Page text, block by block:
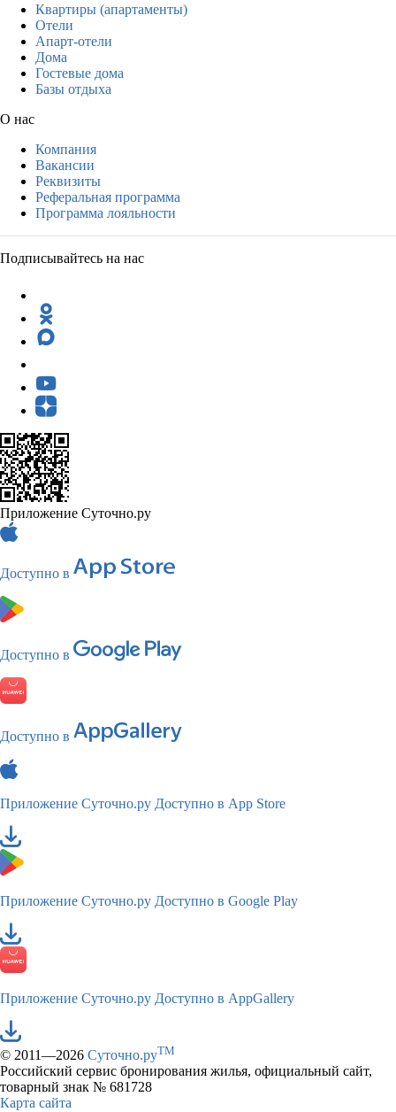
Квартиры (апартаменты)
Отели
Апарт-отели
Дома
Гостевые дома
Базы отдыха
О нас
Компания
Вакансии
Реквизиты
Реферальная программа
Программа лояльности
Подписывайтесь на нас
Приложение Суточно.ру
Доступно в
Доступно в
Доступно в
Приложение Суточно.ру Доступно в App Store
Приложение Суточно.ру Доступно в Google Play
Приложение Суточно.ру Доступно в AppGallery
© 2011—2026 Суточно.руTM
Российский сервис бронирования жилья, официальный сайт,
товарный знак № 681728
Карта сайта